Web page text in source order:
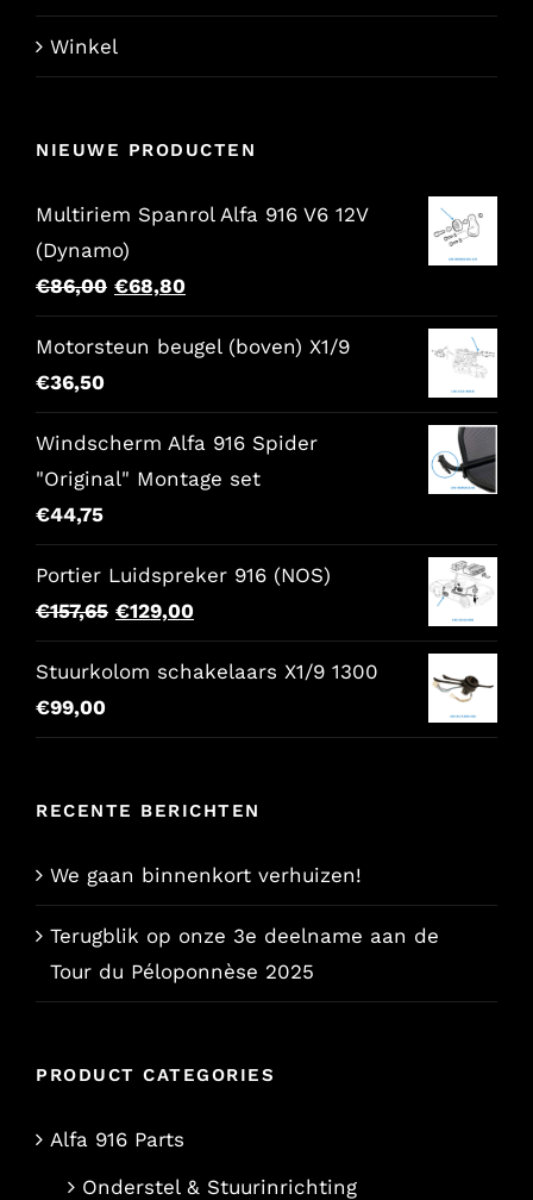
Winkel
NIEUWE PRODUCTEN
Multiriem Spanrol Alfa 916 V6 12V
(Dynamo)
€86,00 Oorspronkelijke
prijs
was:
€68,80Huidige
prijs
is:
Motorsteun beugel (boven) X1/9
€36,50
Windscherm Alfa 916 Spider
"Original" Montage set
€44,75
Portier Luidspreker 916 (NOS)
€157,65 Oorspronkelijke
prijs
was:
€129,00Huidige
prijs
is:
Stuurkolom schakelaars X1/9 1300
€99,00
RECENTE BERICHTEN
We gaan binnenkort verhuizen!
Terugblik op onze 3e deelname aan de
Tour du Péloponnèse 2025
PRODUCT CATEGORIES
Alfa 916 Parts
Onderstel & Stuurinrichting